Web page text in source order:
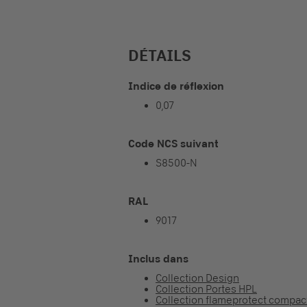
DÉTAILS
Indice de réflexion
0,07
Code NCS suivant
S8500-N
RAL
9017
Inclus dans
Collection Design
Collection Portes HPL
Collection flameprotect